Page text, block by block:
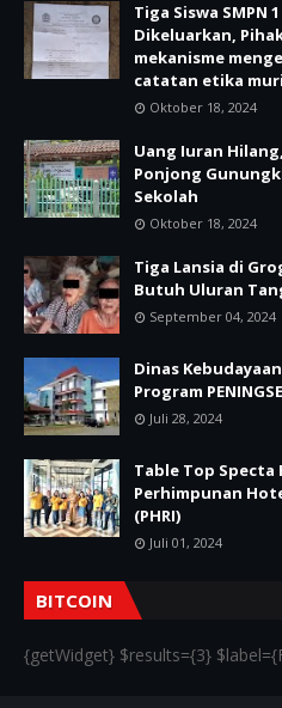
Tiga Siswa SMPN
Dikeluarkan,
mekanisme
catatan etika
Oktober 18, 2024
Uang Iuran
Ponjong
Sekolah
Oktober 18, 2024
Tiga Lansia di
Butuh Uluran
September 04, 2024
Dinas
Program
Juli 28, 2024
Table Top Specta
Perhimpunan
(PHRI)
Juli 01, 2024
BITCOIN
{getWidget} $results={3}